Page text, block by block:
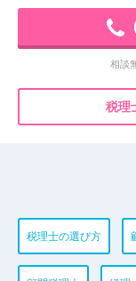
相談
税理
税理士の選び方